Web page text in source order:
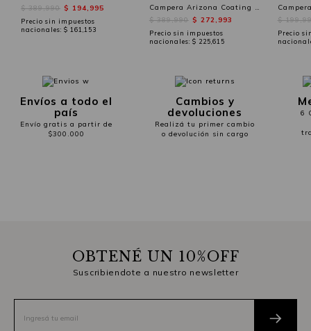
$ 389,990 $ 194,995
Precio sin impuestos
nacionales: $ 161,153
$ 389,990 $ 272,993
Precio sin impuestos
nacionales: $ 225,615
$
Precio
Envíos a todo el
país
Envío gratis a partir de
$300.000
Cambios y
devoluciones
Realizá tu primer cambio
o devolución sin cargo
6
OBTENÉ UN 10%OFF
Suscribiendote a nuestro newsletter